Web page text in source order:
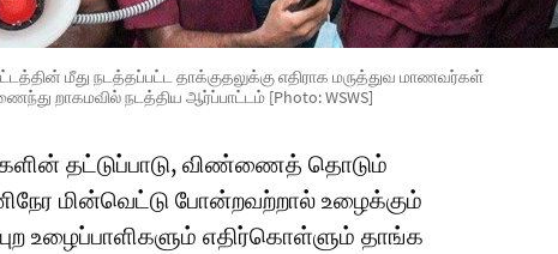
மீது நடத்தப்பட்ட தாக்குதலுக்கு எதிராக மருத்துவ மாணவர்கள்
றாகமவில் நடத்திய ஆர்ப்பாட்டம் [Photo: WSWS]
தட்டுப்பாடு, விண்ணைத் தொடும்
மின்வெட்டு போன்றவற்றால் உழைக்கும்
உழைப்பாளிகளும் எதிர்கொள்ளும் தாங்க